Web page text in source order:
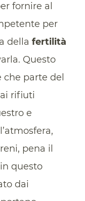
fornire al
per
della fertilità
Questo
parte del
rifiuti
e
pena il
questo
dai